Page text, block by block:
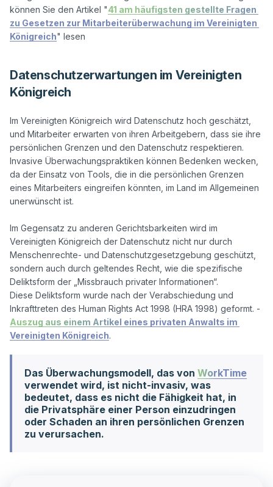
können Sie den Artikel "41 am häufigsten gestellte Fragen
zu Gesetzen zur Mitarbeiterüberwachung im Vereinigten
Königreich
Datenschutzerwartungen im Vereinigten
Königreich
Im Vereinigten Königreich wird Datenschutz hoch geschätzt,
und Mitarbeiter erwarten von ihren Arbeitgebern, dass sie ihre
persönlichen Grenzen und den Datenschutz respektieren.
Invasive Überwachungspraktiken können Bedenken wecken,
da der Einsatz von Tools, die in die persönlichen Grenzen
eines Mitarbeiters eingreifen könnten, im Land im Allgemeinen
unerwünscht ist.
Im Gegensatz zu anderen Gerichtsbarkeiten wird im
Vereinigten Königreich der Datenschutz nicht nur durch
Menschenrechte- und Datenschutzgesetzgebung geschützt,
sondern auch durch geltendes Recht, wie die spezifische
Deliktsform der „Missbrauch privater Informationen“.
Diese Deliktsform wurde nach der Verabschiedung und
Auszug aus einem Artikel eines privaten Anwalts im
Vereinigten Königreich
Das Überwachungsmodell, das von WorkTime
verwendet wird, ist nicht-invasiv, was
bedeutet, dass es nicht die Fähigkeit hat, in
die Privatsphäre einer Person einzudringen
oder Schaden an ihren persönlichen Grenzen
zu verursachen.